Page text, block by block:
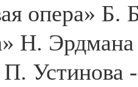
опера» Б.
Н.
Устинова